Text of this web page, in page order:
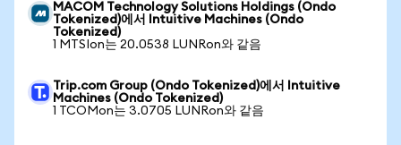
MACOM Technology Solutions Holdings (Ondo
Tokenized)에서 Intuitive Machines (Ondo
Tokenized)
1 MTSIon는 20.0538 LUNRon와 같음
Trip.com Group (Ondo Tokenized)에서 Intuitive
Machines (Ondo Tokenized)
1 TCOMon는 3.0705 LUNRon와 같음